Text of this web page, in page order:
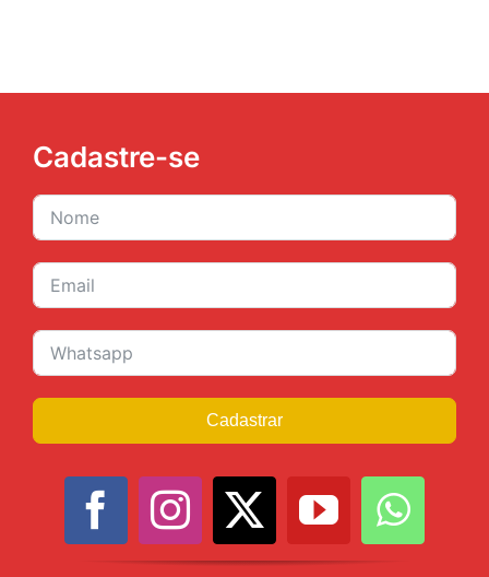
Cadastre-se
Cadastrar